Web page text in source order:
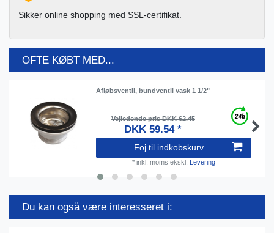
Sikker online shopping med SSL-certifikat.
OFTE KØBT MED...
Afløbsventil, bundventil vask 1 1/2"
Vejledende pris DKK 62.45
DKK 59.54 *
Foj til indkobskurv
* inkl. moms ekskl. Levering
Du kan også være interesseret i: